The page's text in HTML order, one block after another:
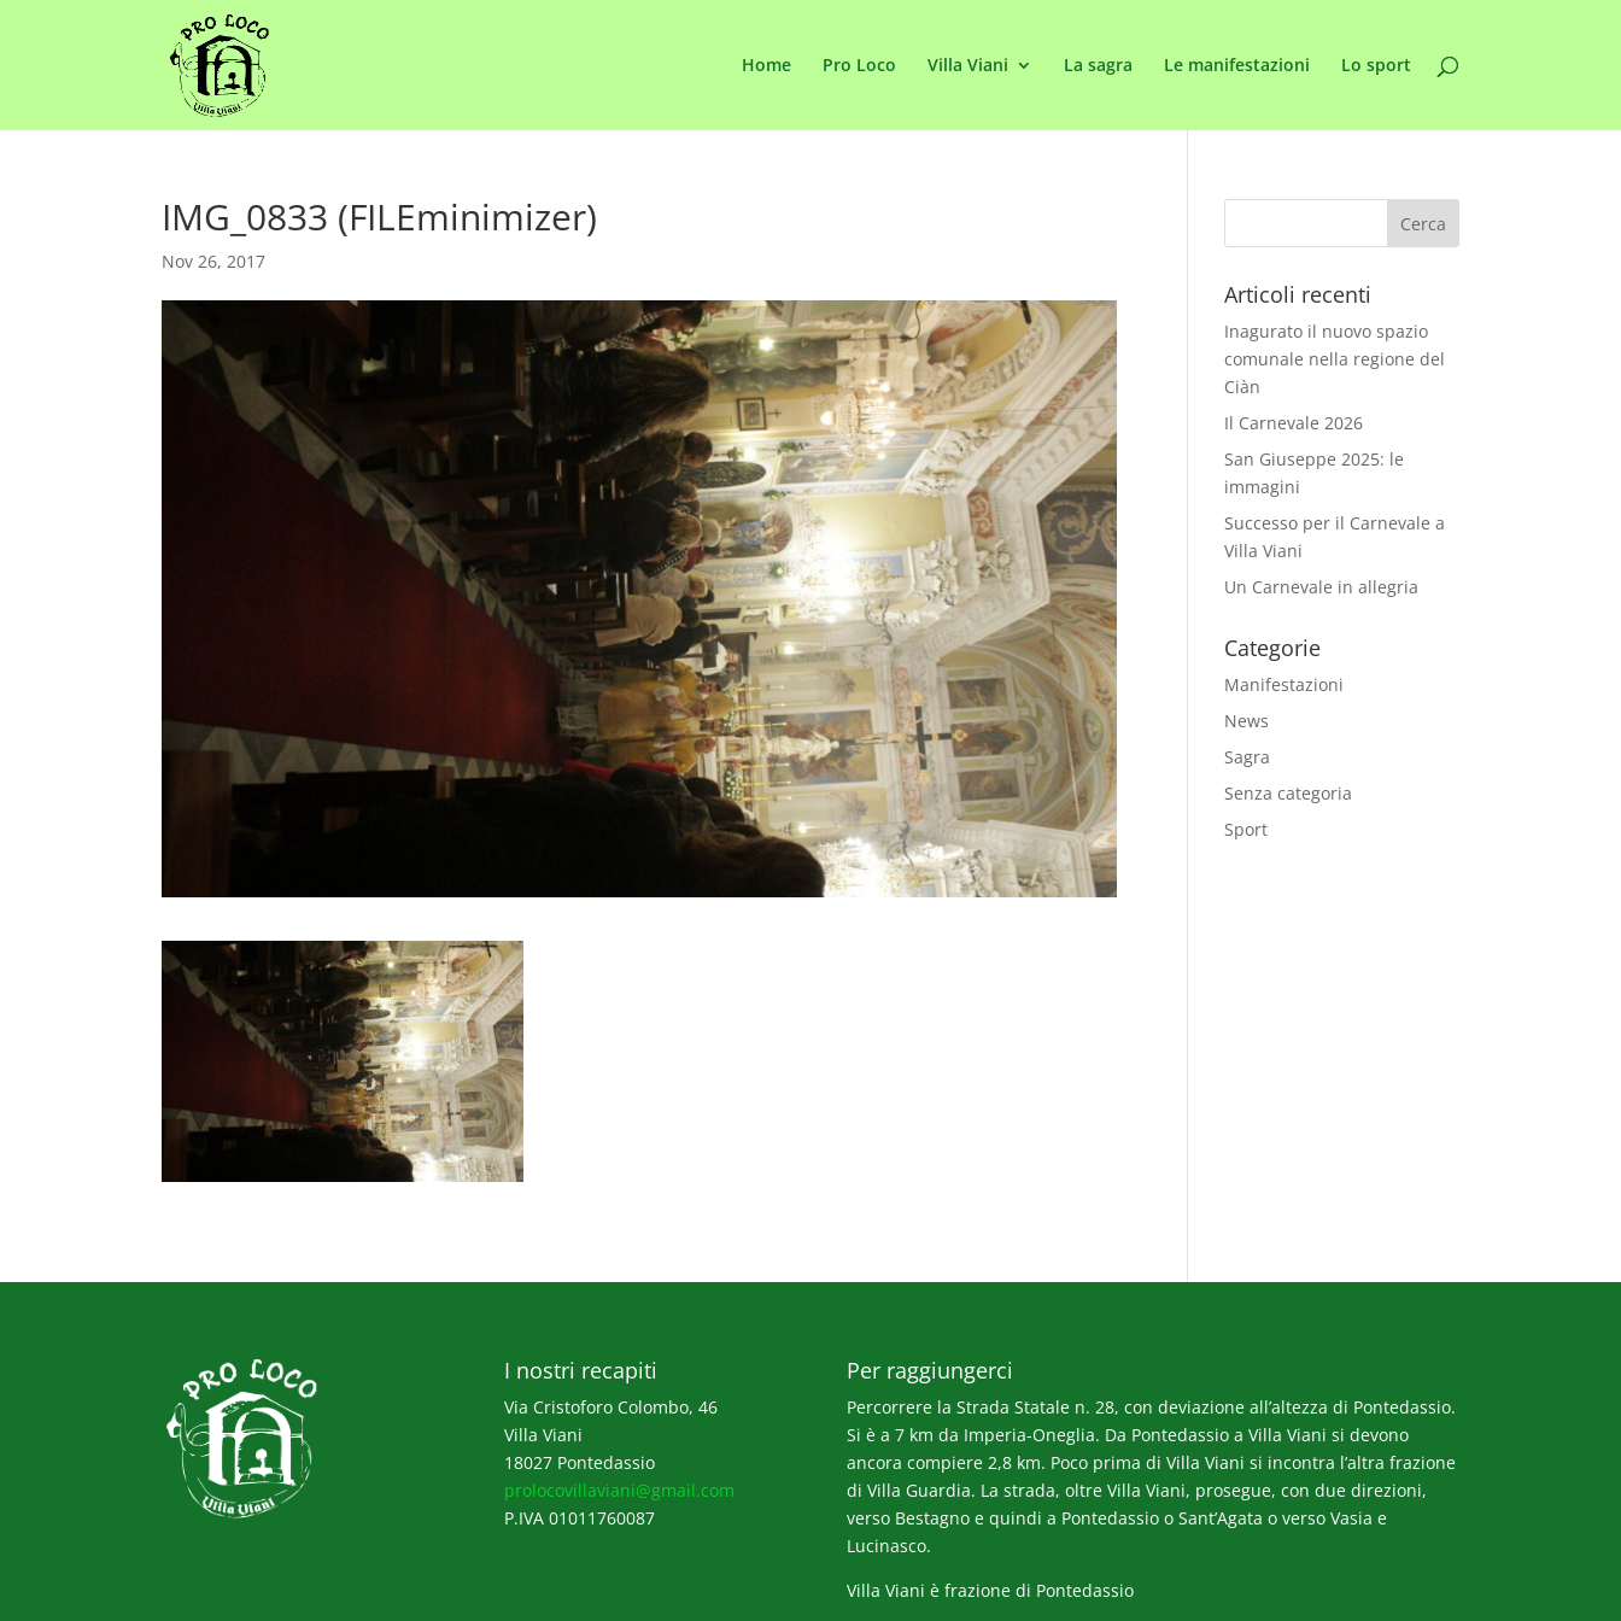
Home Pro Loco Villa Viani La sagra Le manifestazioni Lo sport
IMG_0833 (FILEminimizer)
Nov 26, 2017
Articoli recenti
Inagurato il nuovo spazio
comunale nella regione del
Ciàn
Il Carnevale 2026
San Giuseppe 2025: le
immagini
Successo per il Carnevale a
Villa Viani
Un Carnevale in allegria
Categorie
Manifestazioni
News
Sagra
Senza categoria
Sport
I nostri recapiti
Via Cristoforo Colombo, 46
Villa Viani
18027 Pontedassio
prolocovillaviani@gmail.com
P.IVA 01011760087
Per raggiungerci
Percorrere la Strada Statale n. 28, con deviazione all’altezza di Pontedassio.
Si è a 7 km da Imperia-Oneglia. Da Pontedassio a Villa Viani si devono
ancora compiere 2,8 km. Poco prima di Villa Viani si incontra l’altra frazione
di Villa Guardia. La strada, oltre Villa Viani, prosegue, con due direzioni,
verso Bestagno e quindi a Pontedassio o Sant’Agata o verso Vasia e
Lucinasco.
Villa Viani è frazione di Pontedassio